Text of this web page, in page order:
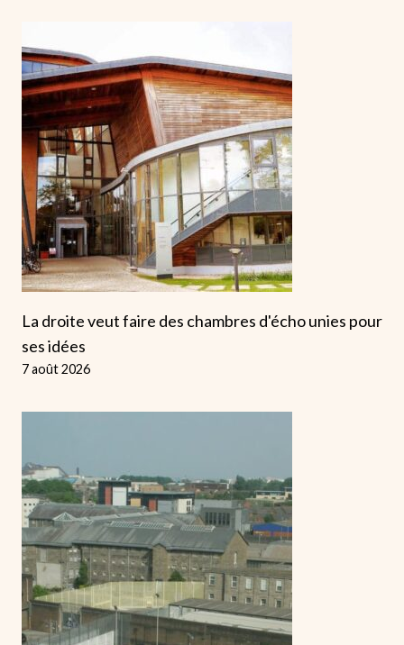
La droite veut faire des chambres d'écho unies pour
ses idées
7 août 2026